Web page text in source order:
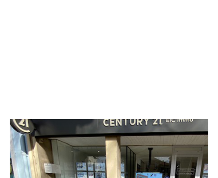
CENTURY 21 EIC Immo
17 boulevard Général de Gaulle
NARBONNE - 11100